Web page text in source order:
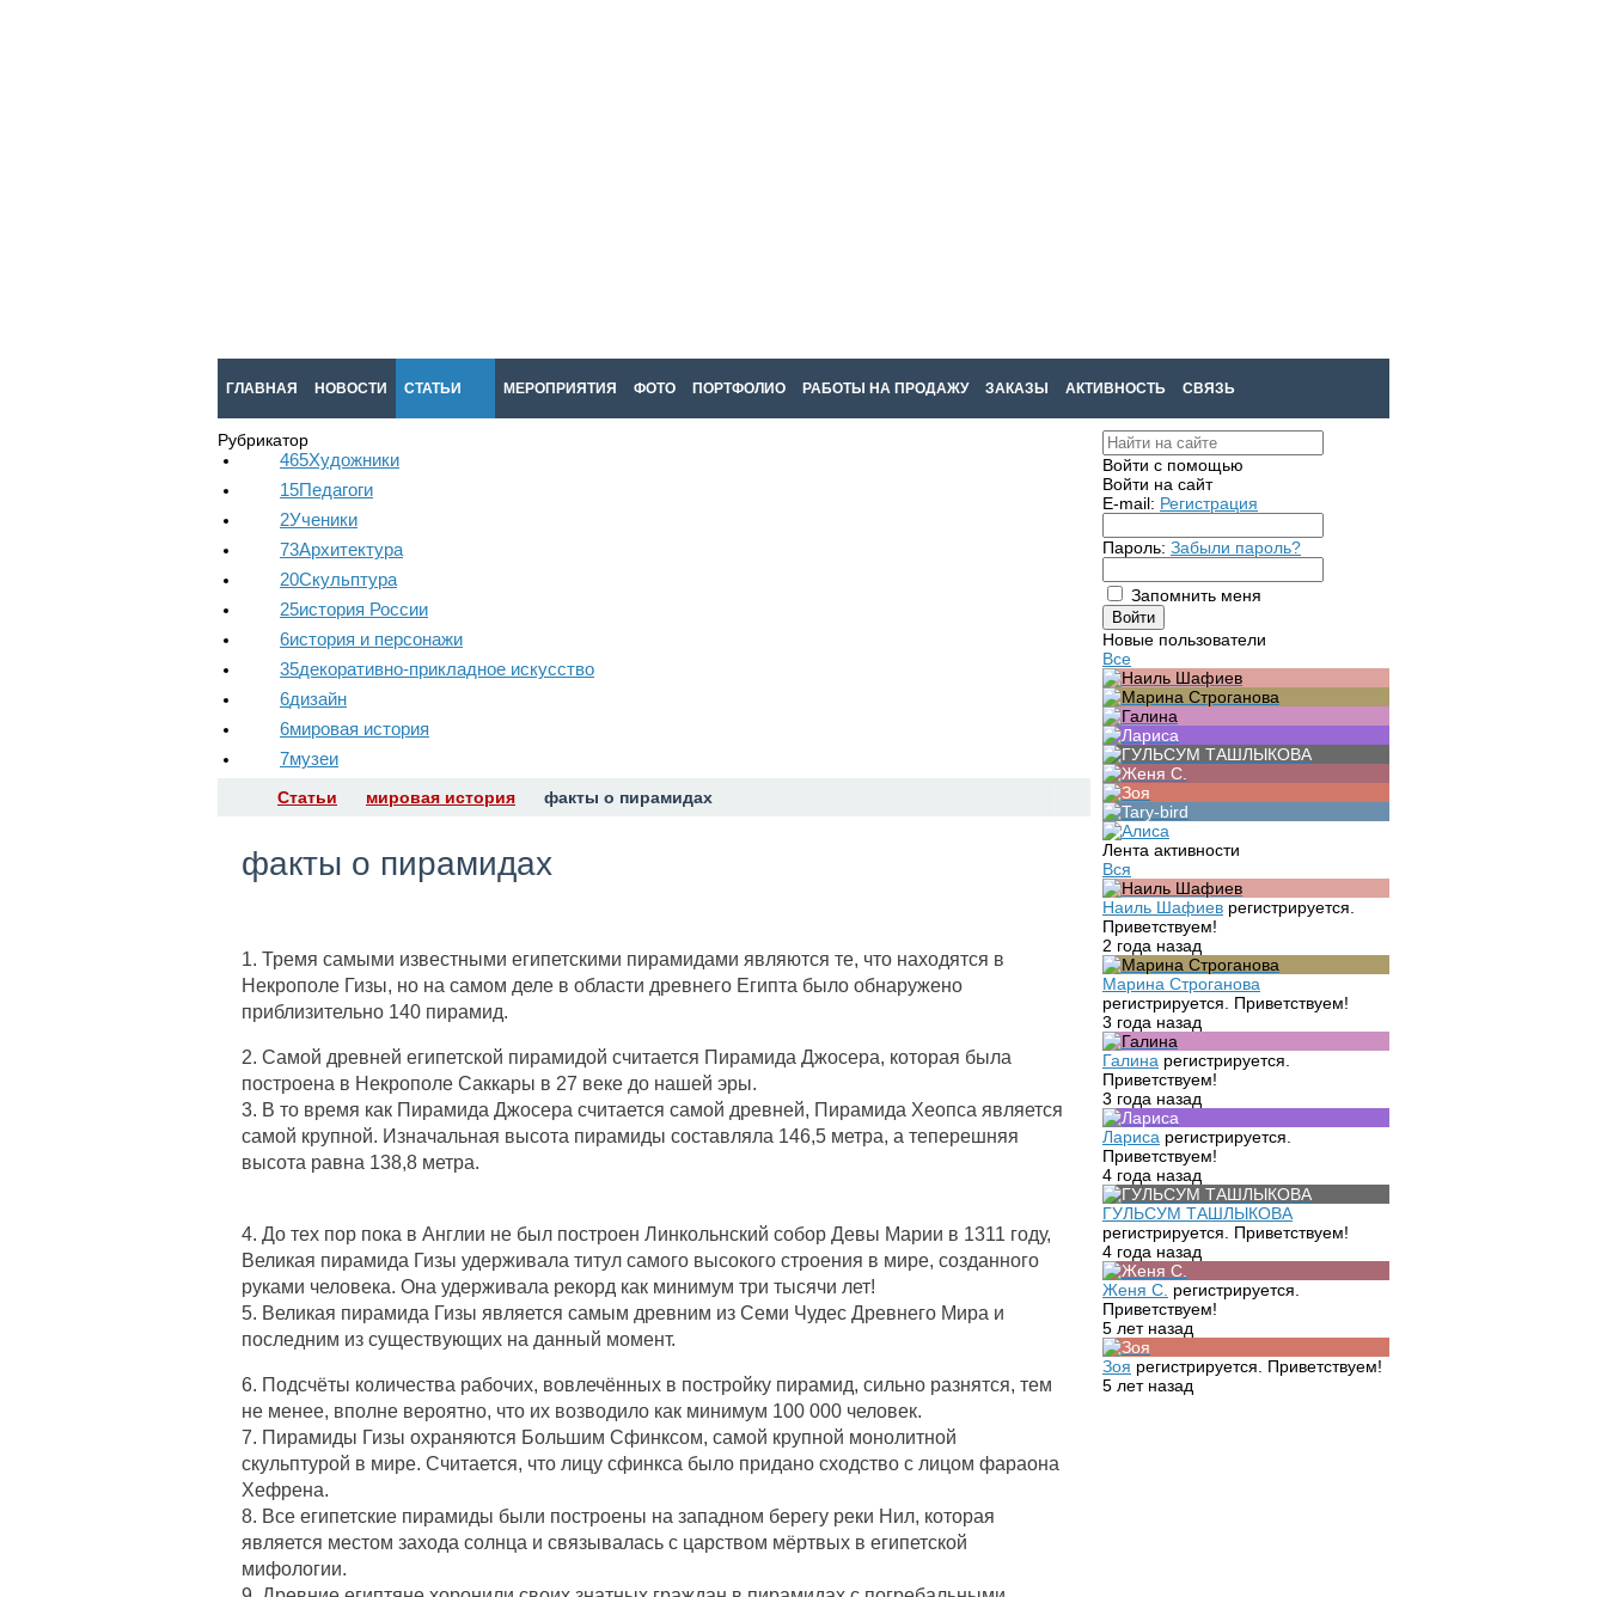
ГЛАВНАЯ НОВОСТИ СТАТЬИ МЕРОПРИЯТИЯ ФОТО ПОРТФОЛИО РАБОТЫ НА ПРОДАЖУ ЗАКАЗЫ АКТИВНОСТЬ СВЯЗЬ
Рубрикатор
465Художники
15Педагоги
2Ученики
73Архитектура
20Скульптура
25история России
6история и персонажи
35декоративно-прикладное искусство
6дизайн
6мировая история
7музеи
Статьи мировая история факты о пирамидах
факты о пирамидах
1. Тремя самыми известными египетскими пирамидами являются те, что находятся в
Некрополе Гизы, но на самом деле в области древнего Египта было обнаружено
приблизительно 140 пирамид.
2. Самой древней египетской пирамидой считается Пирамида Джосера, которая была
построена в Некрополе Саккары в 27 веке до нашей эры.
3. В то время как Пирамида Джосера считается самой древней, Пирамида Хеопса является
самой крупной. Изначальная высота пирамиды составляла 146,5 метра, а теперешняя
высота равна 138,8 метра.
4. До тех пор пока в Англии не был построен Линкольнский собор Девы Марии в 1311 году,
Великая пирамида Гизы удерживала титул самого высокого строения в мире, созданного
руками человека. Она удерживала рекорд как минимум три тысячи лет!
5. Великая пирамида Гизы является самым древним из Семи Чудес Древнего Мира и
последним из существующих на данный момент.
6. Подсчёты количества рабочих, вовлечённых в постройку пирамид, сильно разнятся, тем
не менее, вполне вероятно, что их возводило как минимум 100 000 человек.
7. Пирамиды Гизы охраняются Большим Сфинксом, самой крупной монолитной
скульптурой в мире. Считается, что лицу сфинкса было придано сходство с лицом фараона
Хефрена.
8. Все египетские пирамиды были построены на западном берегу реки Нил, которая
является местом захода солнца и связывалась с царством мёртвых в египетской
мифологии.
Войти с помощью
Войти на сайт
E-mail: Регистрация
Пароль: Забыли пароль?
Запомнить меня
Новые пользователи
Все
Лента активности
Вся
Наиль Шафиев регистрируется.
Приветствуем!
2 года назад
Марина Строганова
регистрируется. Приветствуем!
3 года назад
Галина регистрируется.
Приветствуем!
3 года назад
Лариса регистрируется.
Приветствуем!
4 года назад
ГУЛЬСУМ ТАШЛЫКОВА
регистрируется. Приветствуем!
4 года назад
Женя С. регистрируется.
Приветствуем!
5 лет назад
Зоя регистрируется. Приветствуем!
5 лет назад